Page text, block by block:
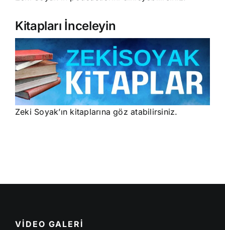
Kitapları İnceleyin
Zeki Soyak’ın kitaplarına göz atabilirsiniz.
VİDEO GALERİ